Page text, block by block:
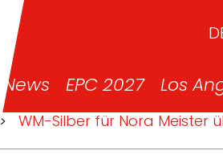
News EPC 2027 Los
> WM-Silber für Nora Meister